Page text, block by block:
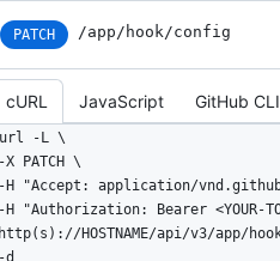
PATCH /app/hook/config
cURL JavaScript GitHub CLI
-L \